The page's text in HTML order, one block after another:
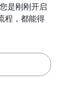
是刚刚开启
程，都能得